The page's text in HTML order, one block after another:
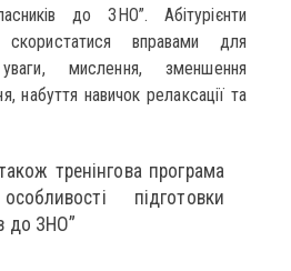
до ЗНО”. Абітурієнти
вправами для
мислення, зменшення
набуття навичок релаксації та
тренінгова програма
підготовки
до ЗНО”